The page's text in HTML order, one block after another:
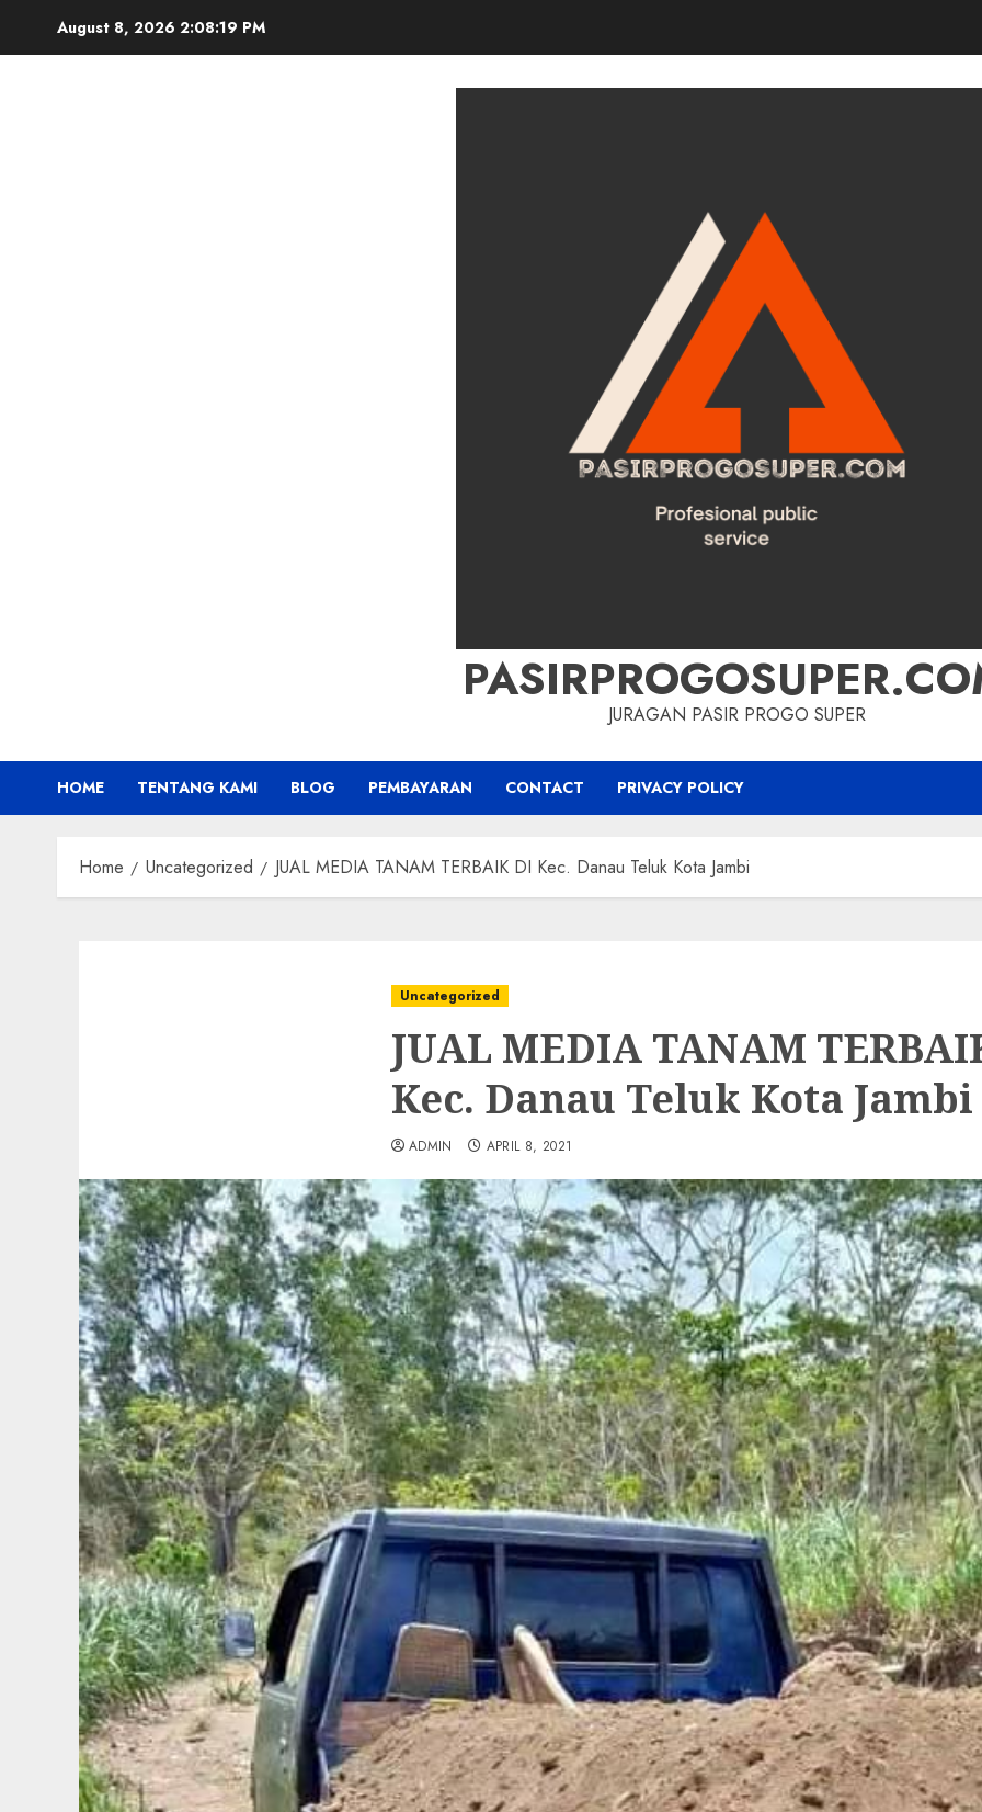
August 8, 2026 2:08:21 PM
JURAGAN PASIR PROGO SUPER
HOME TENTANG KAMI BLOG PEMBAYARAN CONTACT PRIVACY POLICY
Home Uncategorized JUAL MEDIA TANAM TERBAIK DI Kec. Danau Teluk Kota Jambi
Uncategorized
JUAL MEDIA TANAM
Kec. Danau Teluk Kota Jambi
ADMIN APRIL 8, 2021